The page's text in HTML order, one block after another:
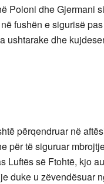
Poloni dhe Gjermani
fushën e sigurisë
ushtarake dhe
përqendruar në
për të siguruar
Luftës së Ftohtë, kjo
duke u zëvendësuar